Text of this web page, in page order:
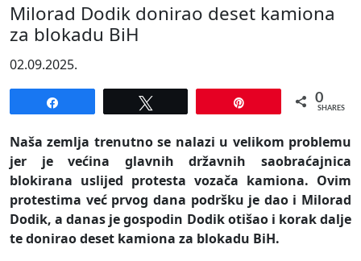
Milorad Dodik donirao deset kamiona
za blokadu BiH
02.09.2025.
0
SHARES
Naša zemlja trenutno se nalazi u velikom problemu
jer je većina glavnih državnih saobraćajnica
blokirana uslijed protesta vozača kamiona. Ovim
protestima već prvog dana podršku je dao i Milorad
Dodik, a danas je gospodin Dodik otišao i korak dalje
te donirao deset kamiona za blokadu BiH.